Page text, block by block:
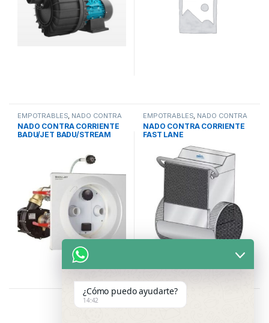
EMPOTRABLES NADO CONTRA
CORRIENTE ,PISCINAS
NADO CONTRA CORRIENTE
BADU/JET BADU/STREAM
EMPOTRABLES NADO CONTRA
CORRIENTE ,PISCINAS
NADO CONTRA CORRIENTE
FAST LANE
Showing all 6 results
¿Cómo puedo ayudarte?
14:42